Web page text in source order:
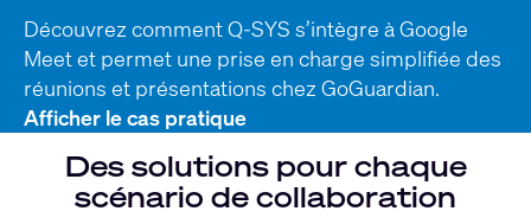
Découvrez comment Q-SYS s’intègre à Google
Meet et permet une prise en charge simplifiée des
réunions et présentations chez GoGuardian.
Afficher le cas pratique
Des solutions pour chaque
scénario de collaboration